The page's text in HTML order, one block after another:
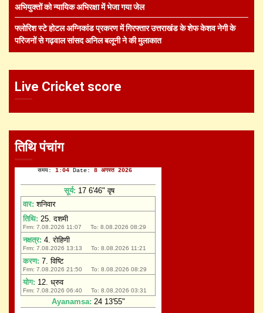
अभियुक्तों को न्यायिक अभिरक्षा में भेजा गया जेल
फ्लोरिश स्टे होटल अग्निकांड प्रकरण में गिरफ्तार उत्तराखंड के शेफ केशव नेगी के
परिजनों से गढ़वाल सांसद अनिल बलूनी ने की मुलाकात
Live Cricket score
तिथि पंचांग